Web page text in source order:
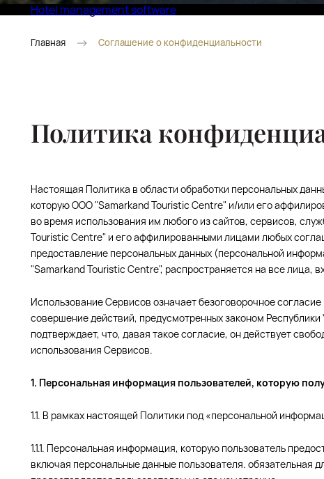
Eco Village Superior
Hotel management software
Главная Соглашение о конфиденциальности
Политика
Настоящая Политика в области обработки персональных
которую ООО "Samarkand Touristic Centre" и/или его
во время использования им любого из сайтов, сервисов,
Touristic Centre" и его аффилированными лицами любых
предоставление персональных данных (персональной
"Samarkand Touristic Centre", распространяется на все лица,
Использование Сервисов означает безоговорочное
совершение действий, предусмотренных законом
подтверждает, что, давая такое согласие, он действует
использования Сервисов.
1. Персональная информация пользователей, которую
1.1. В рамках настоящей Политики под «персональной
1.1.1. Персональная информация, которую пользователь
включая персональные данные пользователя.